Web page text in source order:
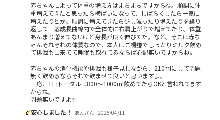
赤ちゃんによって体重の増え方はまちまちですからね。順調に体
重増えてきたと思ったら横ばいになって、しばらくしたら一気に
増えたりとか、順調に増えてきたら少し減ったり増えたりを繰り
返して一応成長曲線内で全体的に右肩上がりで増えてたり。体重
あんまり増えてないけど身長が良く伸びてた。など、そこは赤ち
ゃんそれぞれの体質なので、本人はご機嫌でしっかりミルク飲め
て排泄も出来てて睡眠も取れてるならば心配無いですからね。
赤ちゃんの消化機能や排泄も様子見しながら、210mlにして問題
無く飲めるならそれで飲ませて良いと思いますよ。
一応、1日トータルは800～1000ml飲めてたらOKと言われてます
からね。
問題無いですよ✨
安心しました！
あんさん | 2025/04/11